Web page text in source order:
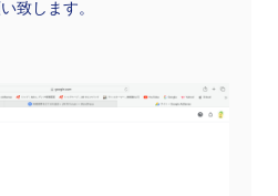
致します。